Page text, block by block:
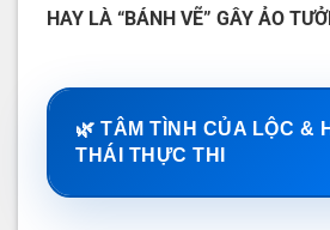
HAY LÀ “BÁNH VẼ” GÂY ẢO
🌿 TÂM TÌNH CỦA LỘC &
THÁI THỰC THI